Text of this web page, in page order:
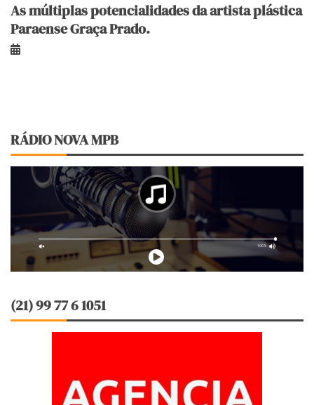
As múltiplas potencialidades da artista plástica
Paraense Graça Prado.
RÁDIO NOVA MPB
(21) 99 77 6 1051